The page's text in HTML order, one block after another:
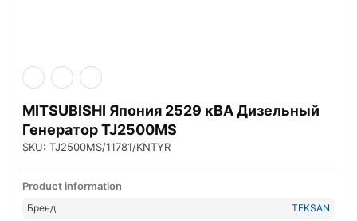
MITSUBISHI Япония 2529 кВА Дизельный
Генератор TJ2500MS
SKU: TJ2500MS/11781/KNTYR
Product information
Бренд
TEKSAN